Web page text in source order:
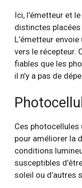
Ici, l’émetteur et
distinctes placées
L’émetteur
vers le récepteur.
fiables que les
il n’y a pas de
Ces
pour améliorer la
conditions
susceptibles
soleil ou d’autres